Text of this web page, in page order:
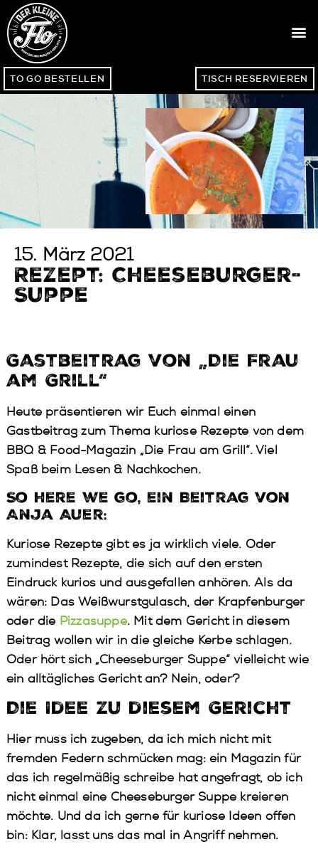
TO GO BESTELLEN TISCH RESERVIEREN
15. März 2021
Rezept: Cheeseburger-
Suppe
Gastbeitrag von „Die Frau
am Grill“
Heute präsentieren wir Euch einmal einen
Gastbeitrag zum Thema kuriose Rezepte von dem
BBQ & Food-Magazin „Die Frau am Grill“. Viel
Spaß beim Lesen & Nachkochen.
So here we go, ein Beitrag von
Anja Auer:
Kuriose Rezepte gibt es ja wirklich viele. Oder
zumindest Rezepte, die sich auf den ersten
Eindruck kurios und ausgefallen anhören. Als da
wären: Das Weißwurstgulasch, der Krapfenburger
oder die Pizzasuppe. Mit dem Gericht in diesem
Beitrag wollen wir in die gleiche Kerbe schlagen.
Oder hört sich „Cheeseburger Suppe“ vielleicht wie
ein alltägliches Gericht an? Nein, oder?
Die Idee zu diesem Gericht
Hier muss ich zugeben, da ich mich nicht mit
fremden Federn schmücken mag: ein Magazin für
das ich regelmäßig schreibe hat angefragt, ob ich
nicht einmal eine Cheeseburger Suppe kreieren
möchte. Und da ich gerne für kuriose Ideen offen
bin: Klar, lasst uns das mal in Angriff nehmen.